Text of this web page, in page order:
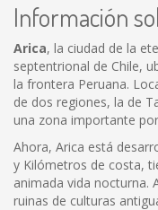
Información
Arica, la ciudad de la
septentrional de Chile,
la frontera Peruana.
de dos regiones, la de
una zona importante
Ahora, Arica está
y Kilómetros de costa,
animada vida nocturna.
ruinas de culturas